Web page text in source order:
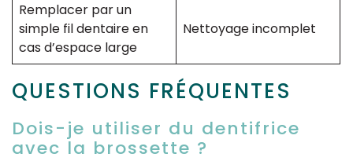
Remplacer par un
simple fil dentaire en
cas d’espace large
Nettoyage incomplet
QUESTIONS FRÉQUENTES
Dois-je utiliser du dentifrice
avec la brossette ?